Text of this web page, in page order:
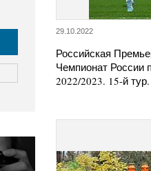
29.10.2022
Российская
Чемпионат России
2022/2023. 15-й